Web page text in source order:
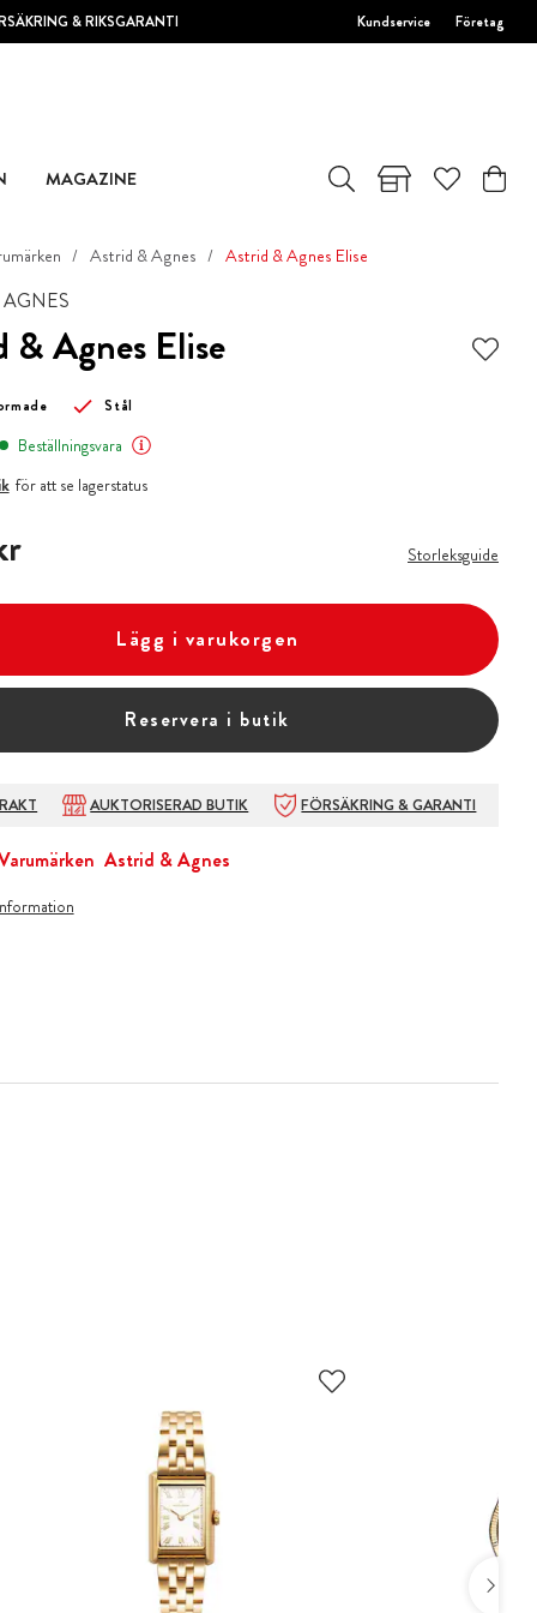
& RIKSGARANTI Kundservice Företag
MAGAZINE
Astrid & Agnes Astrid & Agnes Elise
& Agnes Elise
Stål
Beställningsvara
för att se lagerstatus
Storleksguide
Lägg i varukorgen
Reservera i butik
AUKTORISERAD BUTIK FÖRSÄKRING & GARANTI
Astrid & Agnes